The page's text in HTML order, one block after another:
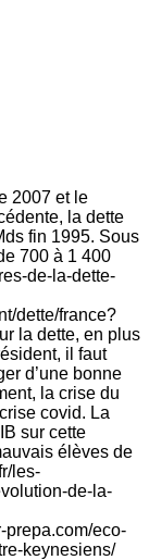
2007 et le
la dette
fin 1995. Sous
700 à 1 400
de-la-dette-
dette/france?
la dette, en plus
il faut
d’une bonne
la crise du
covid. La
sur cette
élèves de
les-
de-la-
prepa.com/eco-
keynesiens/